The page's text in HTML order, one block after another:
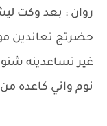
روان : بعد وكت
حضرتج تعاندين
غير تساعدينه
نوم واني كاعده